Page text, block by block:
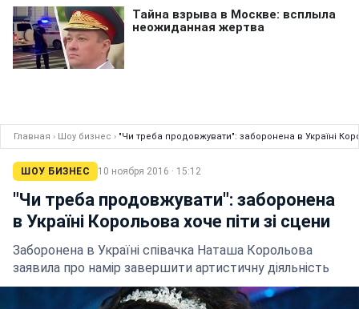
Главная › Шоу бизнес › "Чи треба продовжувати": заборонена в Україні
ШОУ БИЗНЕС 10 ноября 2016 · 15:12
"Чи треба продовжувати": заборонена
в Україні Корольова хоче піти зі сцени
Заборонена в Україні співачка Наташа Корольова
заявила про намір завершити артистичну діяльність